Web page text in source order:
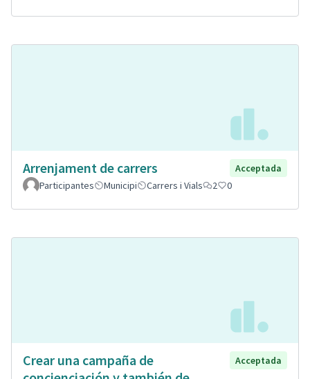
Arrenjament de carrers
Acceptada
Participantes
Municipi Carrers i Vials 2 0
Crear una campaña de
Acceptada